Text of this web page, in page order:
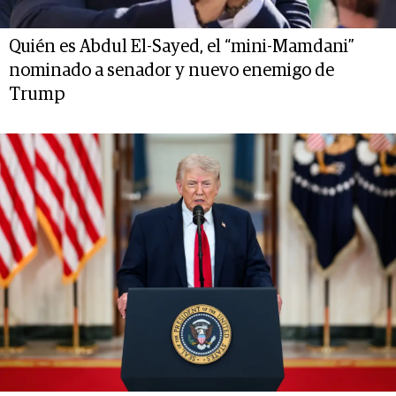
Quién es Abdul El-Sayed, el “mini-Mamdani”
nominado a senador y nuevo enemigo de
Trump